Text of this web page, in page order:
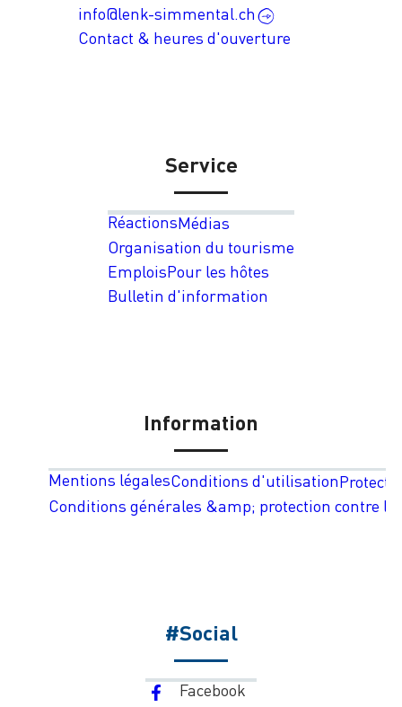
info@lenk-simmental.ch
Contact & heures d'ouverture
Service
RéactionsMédias
Organisation du tourisme
EmploisPour les hôtes
Bulletin d'information
Information
Mentions légalesConditions d'utilisation
Conditions générales &amp; protection contre
#Social
Facebook